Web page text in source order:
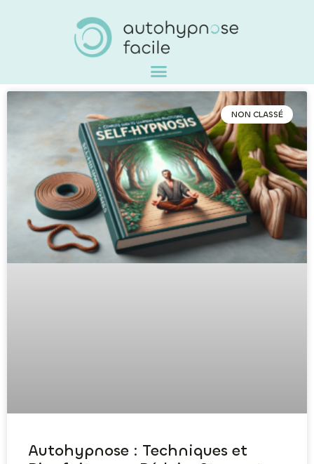
NON CLASSÉ
Autohypnose : Techniques et